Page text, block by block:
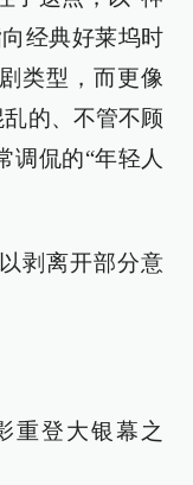
经典好莱坞时
类型，而更像
的、不管不顾
调侃的“年轻人
剥离开部分意
重登大银幕之